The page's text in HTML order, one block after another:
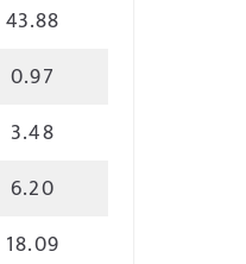
43.88
0.97
3.48
6.20
18.09